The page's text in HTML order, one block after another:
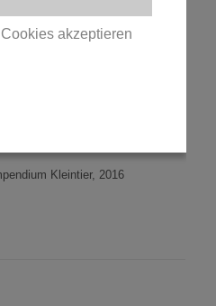
Kleintier, 2016
akzeptieren